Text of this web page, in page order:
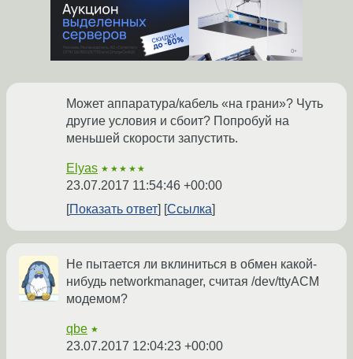
Может аппаратура/кабель «на грани»? Чуть
другие условия и сбоит? Попробуй на
меньшей скорости запустить.
Elyas ★★★★★
23.07.2017 11:54:46 +00:00
Показать ответ
Ссылка
Не пытается ли вклиниться в обмен какой-
нибудь networkmanager, считая /dev/ttyACM
модемом?
qbe ★
23.07.2017 12:04:23 +00:00